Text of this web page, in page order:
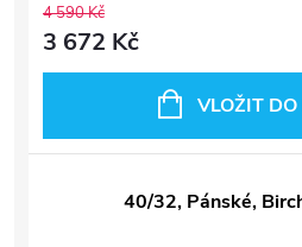
4 590 Kč
3 672 Kč
VLOŽIT
40/32, Pánské,